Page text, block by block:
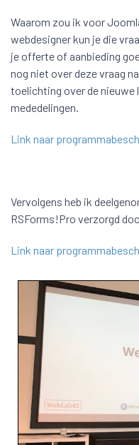
Waarom zou ik voor
webdesigner kun je die
je offerte of aanbieding
nog niet over deze vraag
toelichting over de nieuwe
mededelingen.
Link naar
Vervolgens heb ik
RSForms!Pro verzorgd
Link naar